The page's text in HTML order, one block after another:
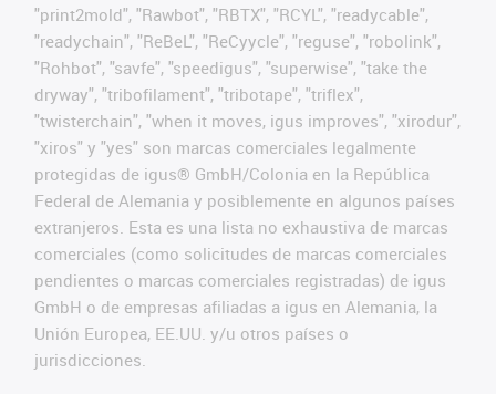
"print2mold", "Rawbot", "RBTX", "RCYL", "readycable",
"readychain", "ReBeL", "ReCyycle", "reguse", "robolink",
"Rohbot", "savfe", "speedigus", "superwise", "take the
dryway", "tribofilament", "tribotape", "triflex",
"twisterchain", "when it moves, igus improves", "xirodur",
"xiros" y "yes" son marcas comerciales legalmente
protegidas de igus® GmbH/Colonia en la República
Federal de Alemania y posiblemente en algunos países
extranjeros. Esta es una lista no exhaustiva de marcas
comerciales (como solicitudes de marcas comerciales
pendientes o marcas comerciales registradas) de igus
GmbH o de empresas afiliadas a igus en Alemania, la
Unión Europea, EE.UU. y/u otros países o
jurisdicciones.